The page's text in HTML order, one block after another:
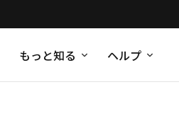
もっと知る ヘルプ